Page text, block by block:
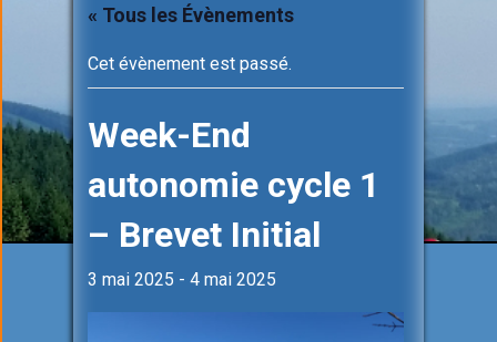
« Tous les Évènements
Cet évènement est passé.
Week-End
autonomie cycle 1
– Brevet Initial
3 mai 2025 - 4 mai 2025